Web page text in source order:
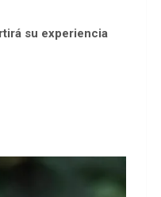
su experiencia